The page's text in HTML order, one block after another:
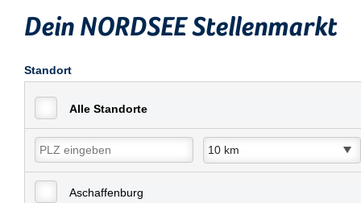
Dein NORDSEE Stellenmarkt
Standort
Alle Standorte
Aschaffenburg